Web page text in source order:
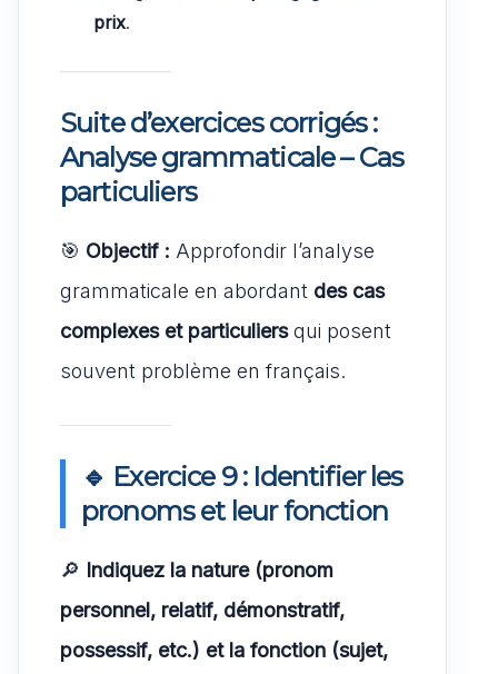
prix.
Suite d’exercices corrigés :
Analyse grammaticale – Cas
particuliers
🎯 Objectif : Approfondir l’analyse
grammaticale en abordant des cas
complexes et particuliersqui posent
souvent problème en français.
🔹 Exercice 9 : Identifier les
pronoms et leur fonction
🔎 Indiquez la nature (pronom
personnel, relatif, démonstratif,
possessif, etc.) et la fonction (sujet,